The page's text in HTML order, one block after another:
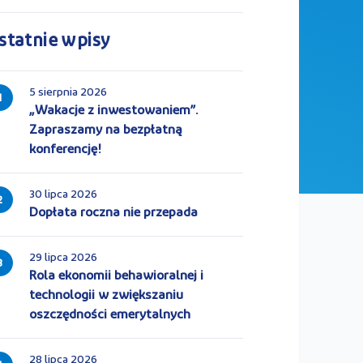
wpisy
5 sierpnia 2026
„Wakacje z inwestowaniem”.
Zapraszamy na bezpłatną
konferencję!
30 lipca 2026
Dopłata roczna nie przepada
29 lipca 2026
Rola ekonomii behawioralnej i
technologii w zwiększaniu
oszczędności emerytalnych
28 lipca 2026